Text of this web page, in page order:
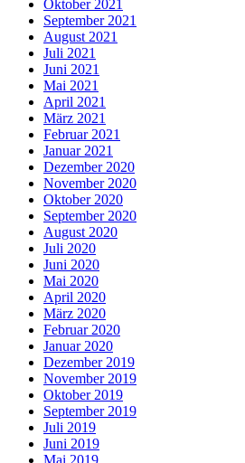
Oktober 2021
September 2021
August 2021
Juli 2021
Juni 2021
Mai 2021
April 2021
März 2021
Februar 2021
Januar 2021
Dezember 2020
November 2020
Oktober 2020
September 2020
August 2020
Juli 2020
Juni 2020
Mai 2020
April 2020
März 2020
Februar 2020
Januar 2020
Dezember 2019
November 2019
Oktober 2019
September 2019
Juli 2019
Juni 2019
Mai 2019